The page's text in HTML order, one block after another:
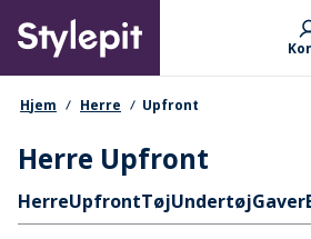
main
content
Primary departments
navigationssti
Hjem Herre Upfront
Herre Upfront
Hurtige links
HerreUpfrontTøjUndertøjGaver